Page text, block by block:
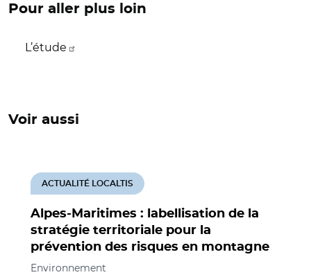
Pour aller plus loin
L’étude
Voir aussi
Alpes-Maritimes : labellisation de la
stratégie territoriale pour la
prévention des risques en montagne
ACTUALITÉ LOCALTIS
Environnement